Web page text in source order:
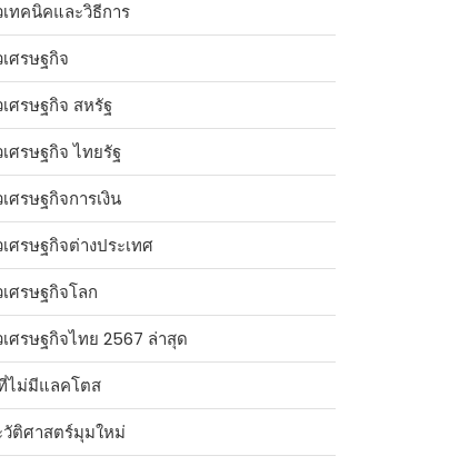
ทคนิคและวิธีการ
ศรษฐกิจ
ศรษฐกิจ สหรัฐ
ศรษฐกิจ ไทยรัฐ
ศรษฐกิจการเงิน
ศรษฐกิจต่างประเทศ
ศรษฐกิจโลก
ศรษฐกิจไทย 2567 ล่าสุด
ไม่มีแลคโตส
วัติศาสตร์มุมใหม่